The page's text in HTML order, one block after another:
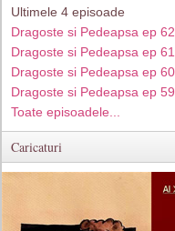
Ultimele 4 episoade
Dragoste si Pedeapsa ep 62
Dragoste si Pedeapsa ep 61
Dragoste si Pedeapsa ep 60
Dragoste si Pedeapsa ep 59
Toate episoadele...
Caricaturi